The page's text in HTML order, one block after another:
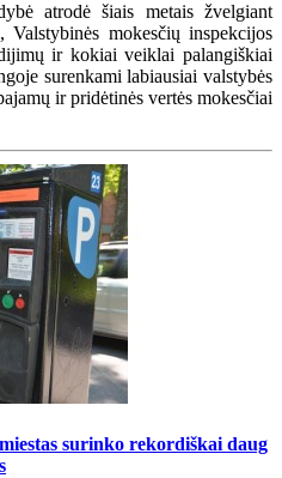
atrodė šiais metais žvelgiant
mokesčių inspekcijos
ir kokiai veiklai palangiškiai
surenkami labiausiai valstybės
ir pridėtinės vertės mokesčiai
surinko rekordiškai daug